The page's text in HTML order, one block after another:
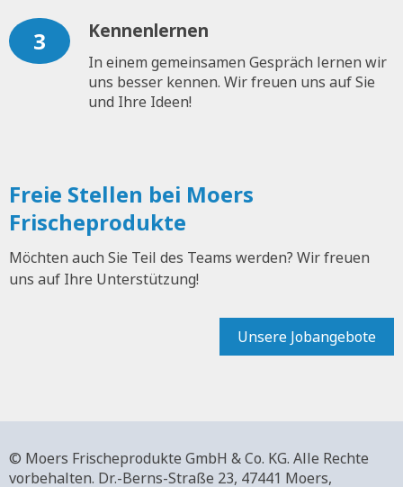
3 Kennenlernen
In einem gemeinsamen Gespräch lernen wir
uns besser kennen. Wir freuen uns auf Sie
und Ihre Ideen!
Freie Stellen bei Moers
Frischeprodukte
Möchten auch Sie Teil des Teams werden? Wir freuen
uns auf Ihre Unterstützung!
Unsere Jobangebote
© Moers Frischeprodukte GmbH & Co. KG. Alle Rechte
vorbehalten. Dr.-Berns-Straße 23, 47441 Moers,